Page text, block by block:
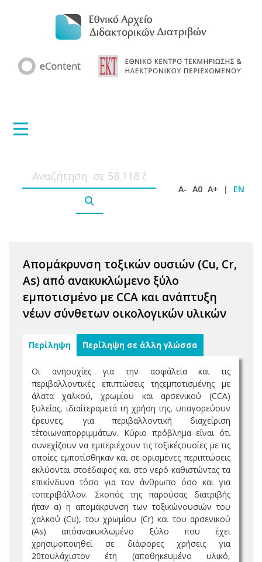
A- A0 A+ | EN
Απομάκρυνση τοξικών ουσιών (Cu, Cr,
As) από ανακυκλώμενο ξύλο
εμποτισμένο με CCA και ανάπτυξη
νέων σύνθετων οικολογικών υλικών
Περίληψη Περίληψη σε άλλη γλώσσα
Οι ανησυχίες για την ασφάλεια και τις
περιβαλλοντικές επιπτώσεις τηςεμποτισμένης με
άλατα χαλκού, χρωμίου και αρσενικού (CCA)
ξυλείας, ιδιαίτεραμετά τη χρήση της, υπαγορεύουν
έρευνες, για περιβαλλοντική διαχείριση
τέτοιωναπορριμμάτων. Κύριο πρόβλημα είναι ότι
συνεχίζουν να εμπεριέχουν τις τοξικέςουσίες με τις
οποίες εμποτίσθηκαν και σε ορισμένες περιπτώσεις
εκλύονται στοέδαφος και στο νερό καθιστώντας τα
επικίνδυνα τόσο για τον άνθρωπο όσο και για
τοπεριβάλλον. Σκοπός της παρούσας διατριβής
ήταν α) η απομάκρυνση των τοξικώνουσιών του
χαλκού (Cu), του χρωμίου (Cr) και του αρσενικού
(As) απόανακυκλωμένο ξύλο που έχει
χρησιμοποιηθεί σε διάφορες χρήσεις για
20τουλάχιστον έτη (αποθηκευμένο υλικό,